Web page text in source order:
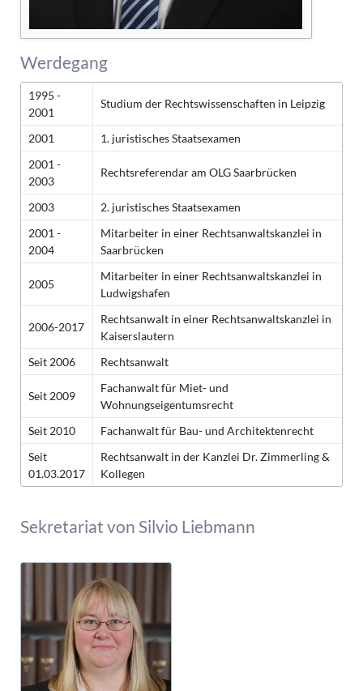
Werdegang
1995 -
2001
Studium der Rechtswissenschaften in Leipzig
2001
1. juristisches Staatsexamen
2001 -
2003
Rechtsreferendar am OLG Saarbrücken
2003
2. juristisches Staatsexamen
2001 -
2004
Mitarbeiter in einer Rechtsanwaltskanzlei in
Saarbrücken
2005
Mitarbeiter in einer Rechtsanwaltskanzlei in
Ludwigshafen
2006-2017
Rechtsanwalt in einer Rechtsanwaltskanzlei in
Kaiserslautern
Seit 2006
Rechtsanwalt
Seit 2009
Fachanwalt für Miet- und
Wohnungseigentumsrecht
Seit 2010
Fachanwalt für Bau- und Architektenrecht
Seit
01.03.2017
Rechtsanwalt in der Kanzlei Dr. Zimmerling &
Kollegen
Sekretariat von Silvio Liebmann